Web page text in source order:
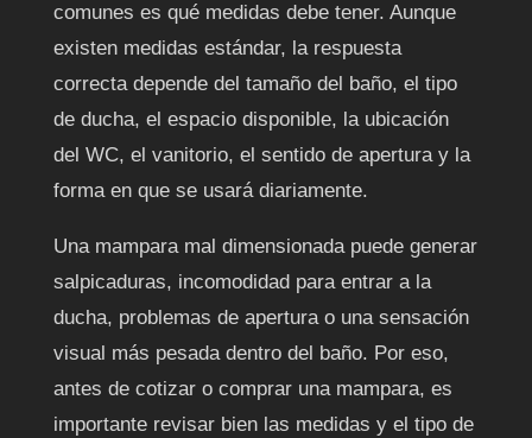
comunes es qué medidas debe tener. Aunque
existen medidas estándar, la respuesta
correcta depende del tamaño del baño, el tipo
de ducha, el espacio disponible, la ubicación
del WC, el vanitorio, el sentido de apertura y la
forma en que se usará diariamente.
Una mampara mal dimensionada puede generar
salpicaduras, incomodidad para entrar a la
ducha, problemas de apertura o una sensación
visual más pesada dentro del baño. Por eso,
antes de cotizar o comprar una mampara, es
importante revisar bien las medidas y el tipo de